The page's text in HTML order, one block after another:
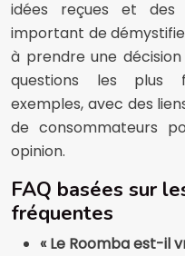
idées reçues et des
important de
à prendre une
questions les plus
exemples, avec des
de consommateurs
opinion.
FAQ basées sur
fréquentes
« Le Roomba est-il